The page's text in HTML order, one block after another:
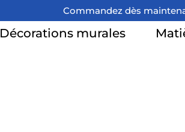
Commandez dès
Décorations murales